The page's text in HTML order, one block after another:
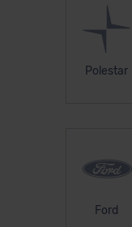
Polestar
Ford